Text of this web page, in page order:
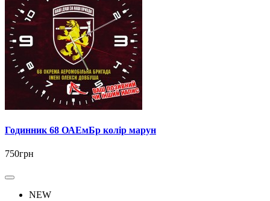
Годинник 68 ОАЕмБр колір марун
750грн
NEW